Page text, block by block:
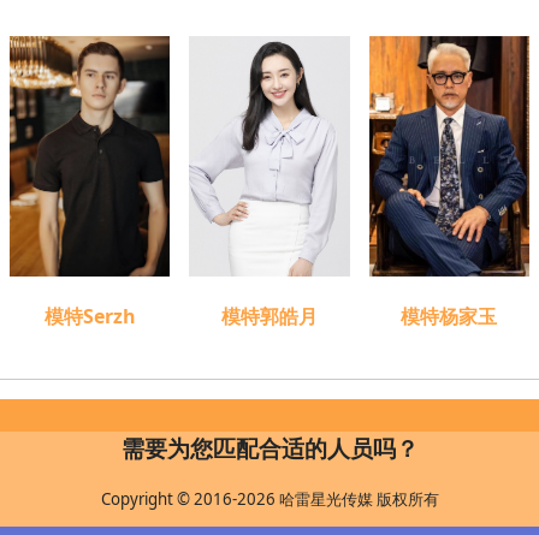
模特Serzh 模特郭皓月 模特杨家玉
需要为您匹配合适的人员吗？
Copyright © 2016-2026 哈雷星光传媒 版权所有